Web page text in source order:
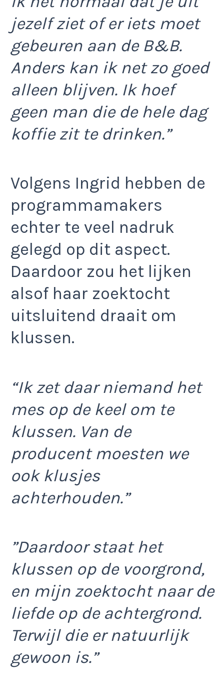
jezelf ziet of er iets moet
gebeuren aan de B&B.
Anders kan ik net zo goed
alleen blijven. Ik hoef
geen man die de hele dag
koffie zit te drinken.”
Volgens Ingrid hebben de
programmamakers
echter te veel nadruk
gelegd op dit aspect.
Daardoor zou het lijken
alsof haar zoektocht
uitsluitend draait om
klussen.
“Ik zet daar niemand het
mes op de keel om te
klussen. Van de
producent moesten we
ook klusjes
achterhouden.”
”Daardoor staat het
klussen op de voorgrond,
en mijn zoektocht naar de
liefde op de achtergrond.
Terwijl die er natuurlijk
gewoon is.”